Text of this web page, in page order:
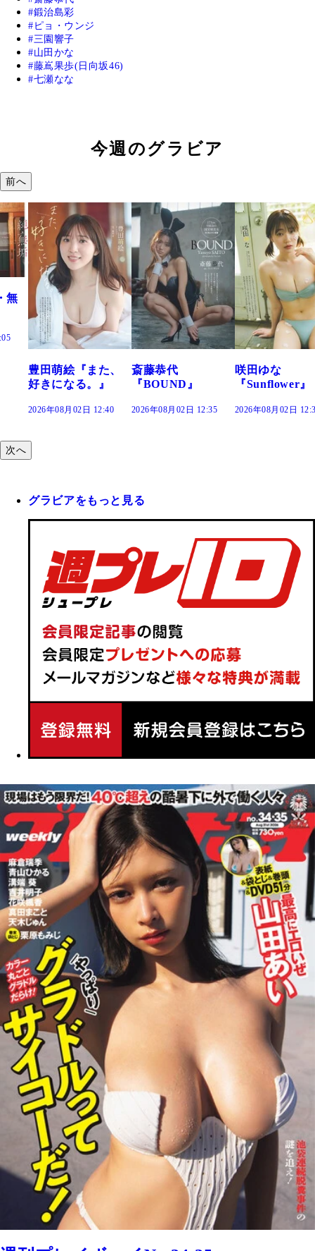
鍛治島彩
ピョ・ウンジ
三園響子
山田かな
藤嶌果歩(日向坂46)
七瀬なな
今週のグラビア
前へ
斎藤恭代
『BOUND』
2026年08月02日 12:35
咲田ゆな
『Sunflower』
2026年08月02日 12:30
藤水咲桜『花
だまり』
2026年08月02日
次へ
グラビアをもっと見る